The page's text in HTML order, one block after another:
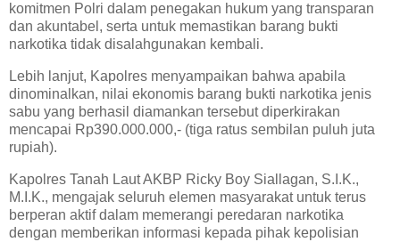
komitmen Polri dalam penegakan hukum yang transparan
dan akuntabel, serta untuk memastikan barang bukti
narkotika tidak disalahgunakan kembali.
Lebih lanjut, Kapolres menyampaikan bahwa apabila
dinominalkan, nilai ekonomis barang bukti narkotika jenis
sabu yang berhasil diamankan tersebut diperkirakan
mencapai Rp390.000.000,- (tiga ratus sembilan puluh juta
rupiah).
Kapolres Tanah Laut AKBP Ricky Boy Siallagan, S.I.K.,
M.I.K., mengajak seluruh elemen masyarakat untuk terus
berperan aktif dalam memerangi peredaran narkotika
dengan memberikan informasi kepada pihak kepolisian